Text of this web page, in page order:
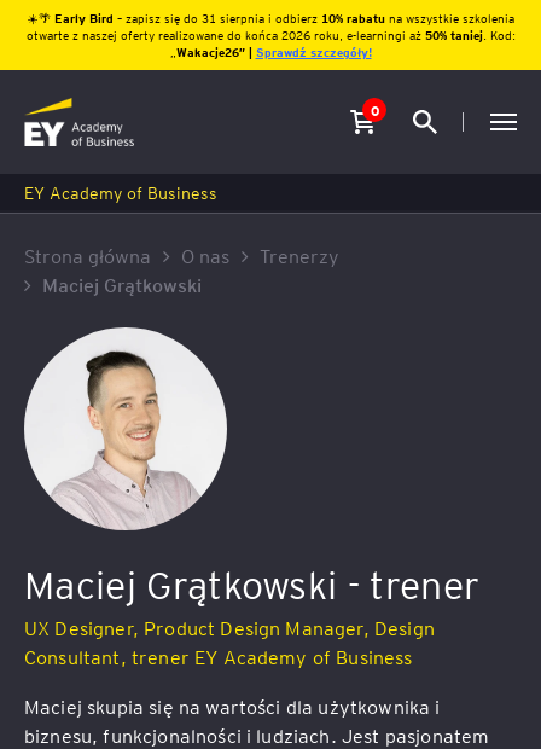
☀️🌴 Early Bird – zapisz się do 31 sierpnia i odbierz10% rabatu na wszystkie szkolenia
otwarte z naszej oferty realizowane do końca 2026 roku, e-learningi aż 50% taniej. Kod:
Wakacje26″ | Sprawdź szczegóły!
0
EY Academy of Business
Strona główna O nas
Trenerzy
Maciej Grątkowski
Maciej Grątkowski - trener
UX Designer, Product Design Manager, Design
Consultant, trener EY Academy of Business
Maciej skupia się na wartości dla użytkownika i
biznesu, funkcjonalności i ludziach. Jest pasjonatem